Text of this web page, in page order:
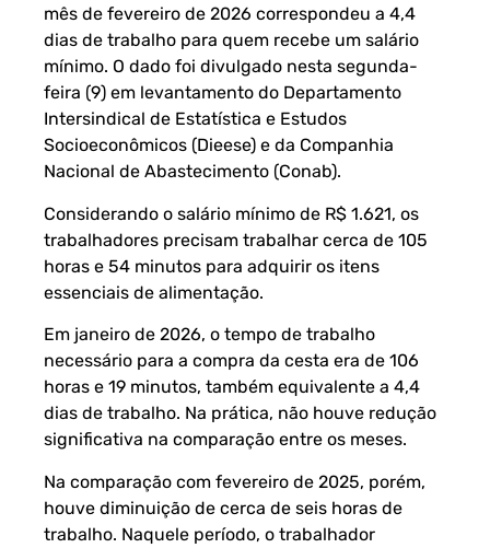
mês de fevereiro de 2026 correspondeu a 4,4
dias de trabalho para quem recebe um salário
mínimo. O dado foi divulgado nesta segunda-
feira (9) em levantamento do Departamento
Intersindical de Estatística e Estudos
Socioeconômicos (Dieese) e da Companhia
Nacional de Abastecimento (Conab).
Considerando o salário mínimo de R$ 1.621, os
trabalhadores precisam trabalhar cerca de 105
horas e 54 minutos para adquirir os itens
essenciais de alimentação.
Em janeiro de 2026, o tempo de trabalho
necessário para a compra da cesta era de 106
horas e 19 minutos, também equivalente a 4,4
dias de trabalho. Na prática, não houve redução
significativa na comparação entre os meses.
Na comparação com fevereiro de 2025, porém,
houve diminuição de cerca de seis horas de
trabalho. Naquele período, o trabalhador